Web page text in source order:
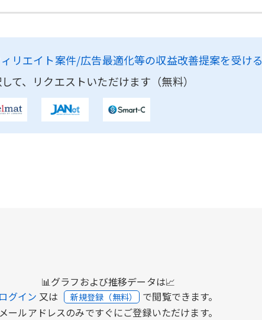
リエイト案件/広告最適化等の収益改善提案を受ける
て、リクエストいただけます（無料）
📊グラフおよび推移データは📈
ログイン 又は 新規登録（無料） で閲覧できます。
メールアドレスのみですぐにご登録いただけます。